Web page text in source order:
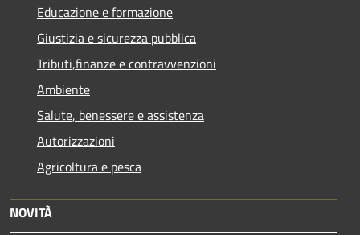
Educazione e formazione
Giustizia e sicurezza pubblica
Tributi,finanze e contravvenzioni
Ambiente
Salute, benessere e assistenza
Autorizzazioni
Agricoltura e pesca
NOVITÀ